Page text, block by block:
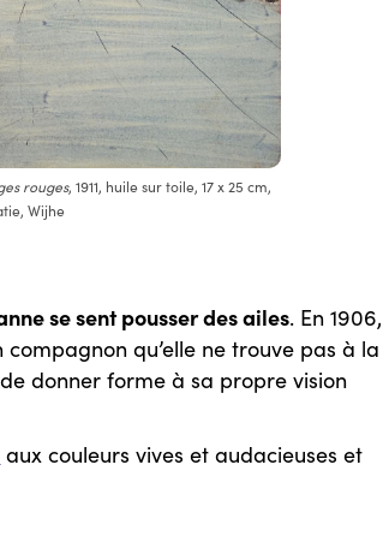
rouges, 1911, huile sur toile, 17 x 25 cm,
Wijhe
se sent pousser des ailes. En 1906,
qu’elle ne trouve pas à la
donner forme à sa propre vision
aux couleurs vives et audacieuses et